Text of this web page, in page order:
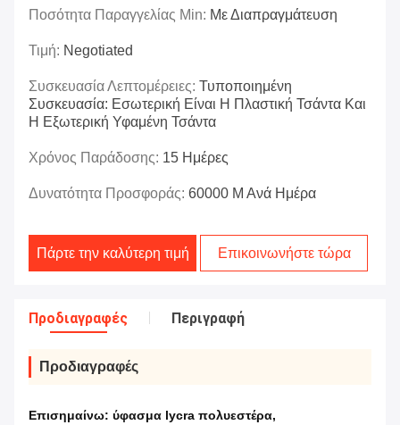
Ποσότητα Παραγγελίας Min: Με Διαπραγμάτευση
Τιμή: Negotiated
Συσκευασία Λεπτομέρειες: Τυποποιημένη
Συσκευασία: Εσωτερική Είναι Η Πλαστική Τσάντα Και
Η Εξωτερική Υφαμένη Τσάντα
Χρόνος Παράδοσης: 15 Ημέρες
Δυνατότητα Προσφοράς: 60000 Μ Ανά Ημέρα
Πάρτε την καλύτερη τιμή Επικοινωνήστε τώρα
Προδιαγραφές Περιγραφή
Προδιαγραφές
Επισημαίνω: ύφασμα lycra πολυεστέρα,